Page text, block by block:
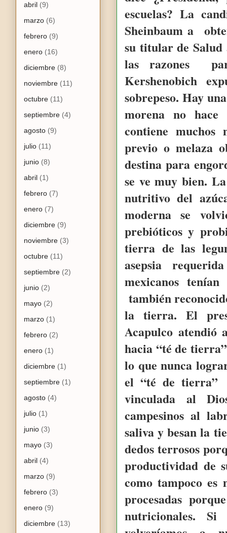
escuelas? La
Sheinbaum a
su titular de Salud
las razones
Kershenobich
sobrepeso. Hay
morena no
contiene muchos
previo o melaza
destina para
se ve muy bien.
nutritivo del
moderna se
prebióticos y
tierra de las
asepsia
mexicanos
también
la tierra. El
Acapulco atendió
hacia “té de
lo que nunca
el “té de tierra”
vinculada al
campesinos al
saliva y besan la
dedos terrosos
productividad de
como tampoco es
procesadas
nutricionales.
abril (9)
marzo (6)
febrero (9)
enero (16)
diciembre (8)
noviembre (11)
octubre (11)
septiembre (4)
agosto (9)
julio (11)
junio (8)
abril (1)
febrero (7)
enero (7)
diciembre (9)
noviembre (3)
octubre (11)
septiembre (2)
junio (2)
mayo (2)
marzo (1)
febrero (2)
enero (1)
diciembre (1)
septiembre (1)
agosto (4)
julio (1)
junio (3)
mayo (3)
abril (4)
marzo (9)
febrero (3)
enero (9)
diciembre (13)